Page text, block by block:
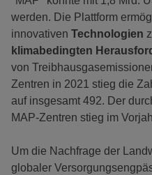
werden. Die Plattform
innovativen Technologien
klimabedingten
von
Zentren in 2021 stieg die
auf insgesamt 492. Der
MAP-Zentren stieg im
Um die Nachfrage der
globaler